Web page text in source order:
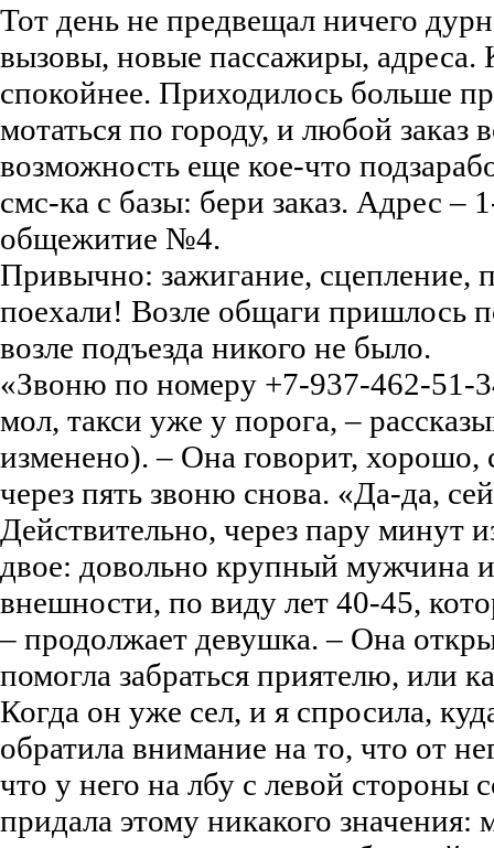
Тот день не предвещал ничего
вызовы, новые пассажиры, адреса.
спокойнее. Приходилось больше
мотаться по городу, и любой заказ
возможность еще кое-что
смс-ка с базы: бери заказ. Адрес –
общежитие №4.
Привычно: зажигание, сцепление,
поехали! Возле общаги пришлось
возле подъезда никого не было.
«Звоню по номеру +7-937-462-51-
мол, такси уже у порога, –
изменено). – Она говорит,
через пять звоню снова. «Да-да,
Действительно, через пару минут
двое: довольно крупный мужчина
внешности, по виду лет 40-45,
– продолжает девушка. – Она
помогла забраться приятелю, или
Когда он уже сел, и я спросила,
обратила внимание на то, что от
что у него на лбу с левой стороны
придала этому никакого